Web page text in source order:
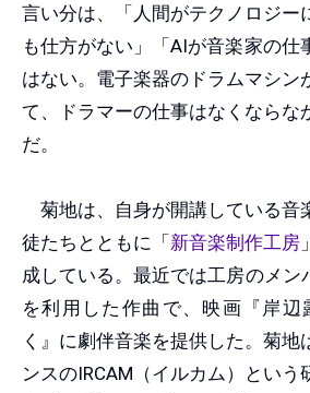
言い分は、「人間がテクノロジー
も仕方がない」「AIが音楽家の仕
はない。電子楽器のドラムマシン
て、ドラマーの仕事はなくならな
だ。
菊地は、自身が開講している音
徒たちとともに「新音楽制作工房
成している。最近では工房のメン
を利用した作曲で、映画『岸辺
く』に劇伴音楽を提供した。菊地
ンスのIRCAM（イルカム）という